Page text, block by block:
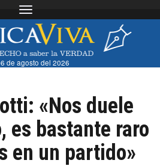
Toggle navigation
de agosto del 2026
«Nos duele
es bastante raro
en un partido»